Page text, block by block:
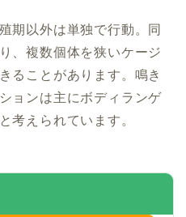
期以外は単独で行動。同
、複数個体を狭いケージ
ることがあります。鳴き
ョンは主にボディランゲ
考えられています。